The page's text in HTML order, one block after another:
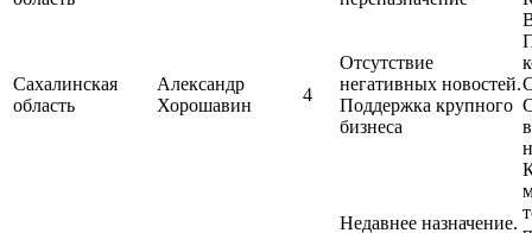
Сахалинская
область
Александр
Хорошавин
4
Отсутствие
негативных новостей.
Поддержка крупного
бизнеса
Недавнее назначение.